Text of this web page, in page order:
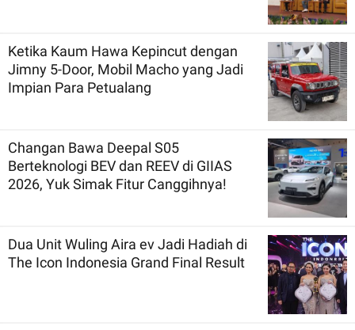
Ketika Kaum Hawa Kepincut dengan
Jimny 5-Door, Mobil Macho yang Jadi
Impian Para Petualang
Changan Bawa Deepal S05
Berteknologi BEV dan REEV di GIIAS
2026, Yuk Simak Fitur Canggihnya!
Dua Unit Wuling Aira ev Jadi Hadiah di
The Icon Indonesia Grand Final Result